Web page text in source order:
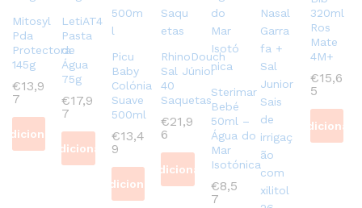
Mitosyl
Pda
Protectora
145g
€13,9
7
Adicionar
LetiAT4
Pasta
de
Água
75g
€17,9
7
Adicionar
Picu
Baby
Colónia
Suave
500ml
€13,4
9
Adicionar
RhinoDouch
Sal Júnior
40
Saquetas
€21,9
6
Adicionar
Sterimar
Bebé
50ml –
Água do
Mar
Isotónica
€8,5
7
320ml
Ros
Mate
4M+
€15,6
5
Adicionar